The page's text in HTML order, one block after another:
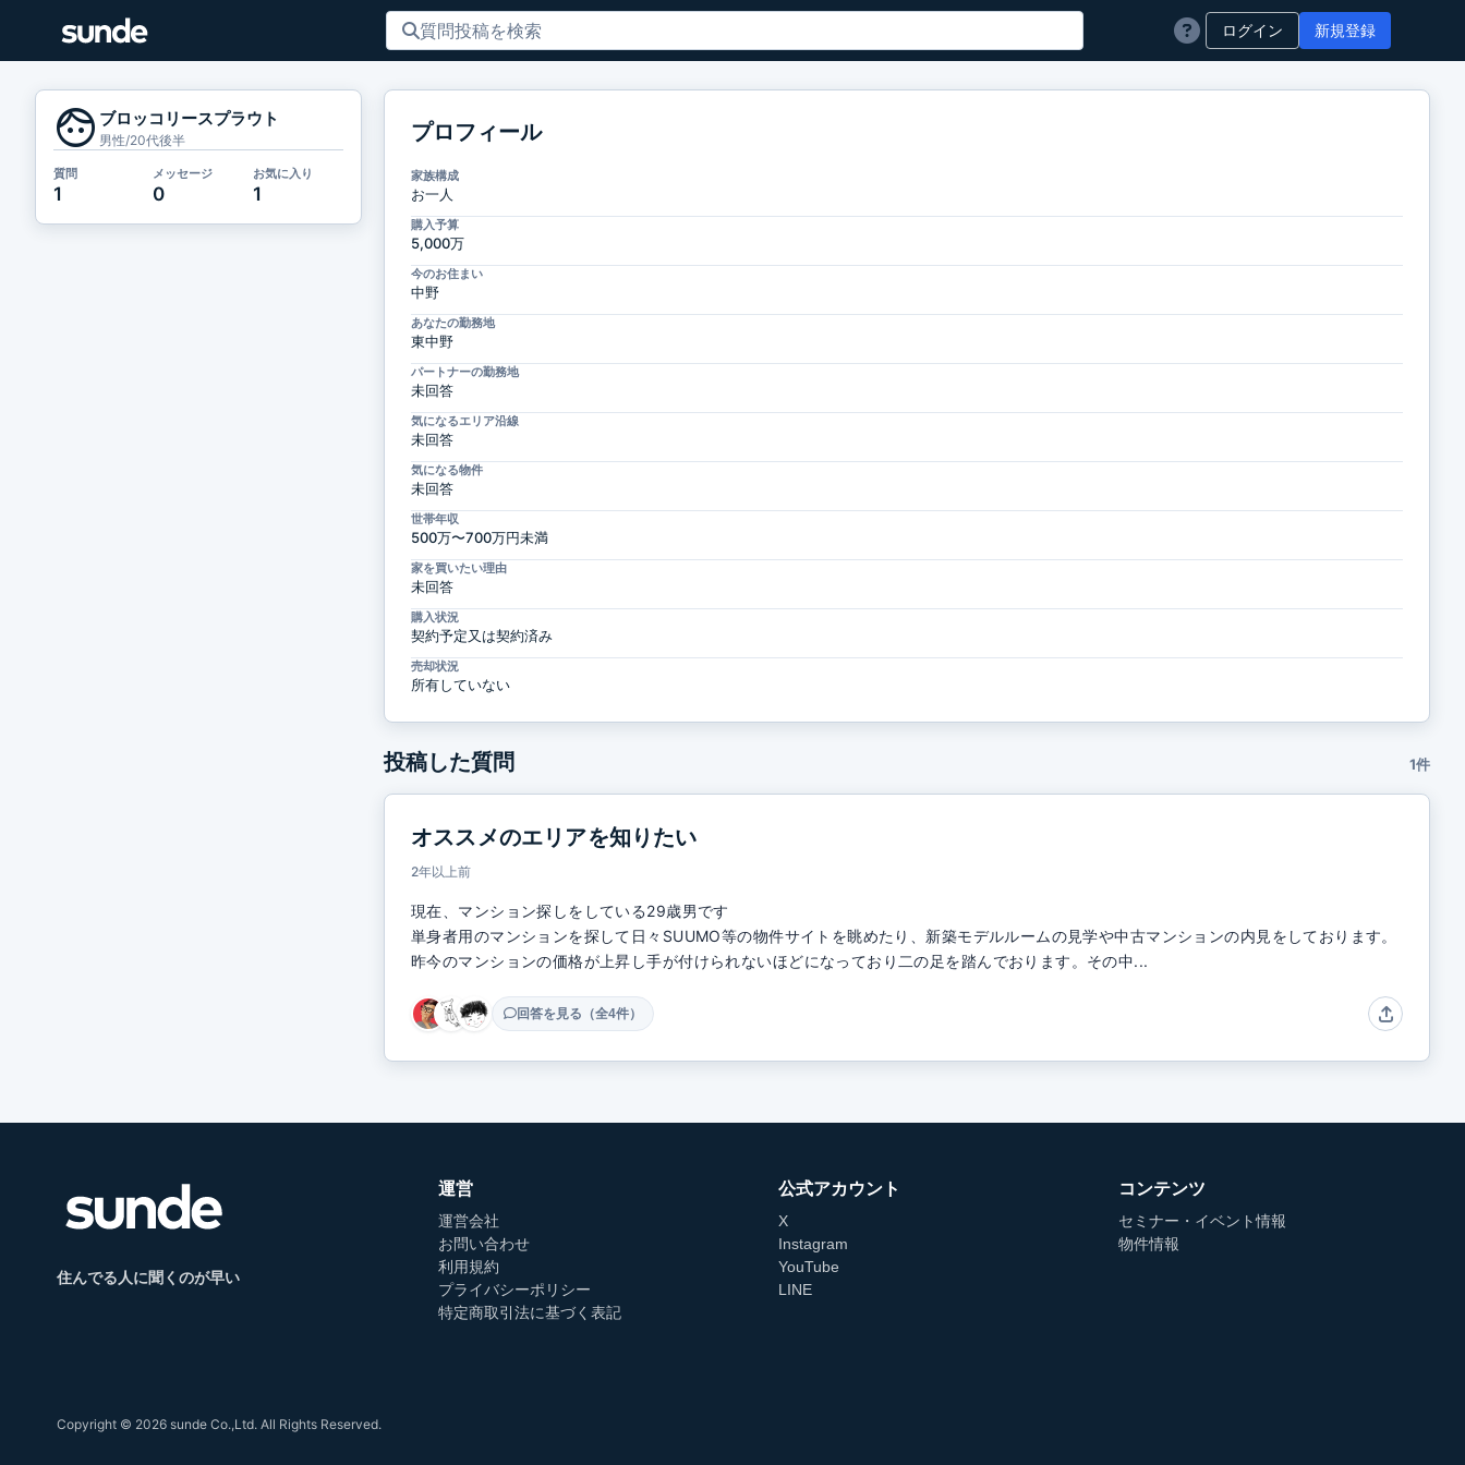
ログイン 新規登録
face ブロッコリースプラウト
男性/20代後半
質問
1
メッセージ
0
お気に入り
1
プロフィール
家族構成
お一人
購入予算
5,000万
今のお住まい
中野
あなたの勤務地
東中野
パートナーの勤務地
未回答
気になるエリア沿線
未回答
気になる物件
未回答
世帯年収
500万〜700万円未満
家を買いたい理由
未回答
購入状況
契約予定又は契約済み
売却状況
所有していない
投稿した質問 1件
オススメのエリアを知りたい
2年以上前
現在、マンション探しをしている29歳男です
単身者用のマンションを探して日々SUUMO等の物件サイトを眺めたり、新築モデルルームの見学や中古マンションの内見をしております。
昨今のマンションの価格が上昇し手が付けられないほどになっており二の足を踏んでおります。その中...
回答を見る（全4件）
住んでる人に聞くのが早い
運営
運営会社
お問い合わせ
利用規約
プライバシーポリシー
特定商取引法に基づく表記
公式アカウント
X
Instagram
YouTube
LINE
コンテンツ
セミナー・イベント情報
物件情報
Copyright © 2026 sunde Co.,Ltd. All Rights Reserved.